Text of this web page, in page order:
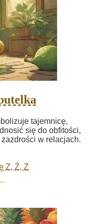
tajemnicę,
się do obfitości,
w relacjach.
Z, Ź, Ż